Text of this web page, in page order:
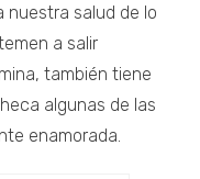
nuestra salud de lo
a salir
también tiene
algunas de las
enamorada.